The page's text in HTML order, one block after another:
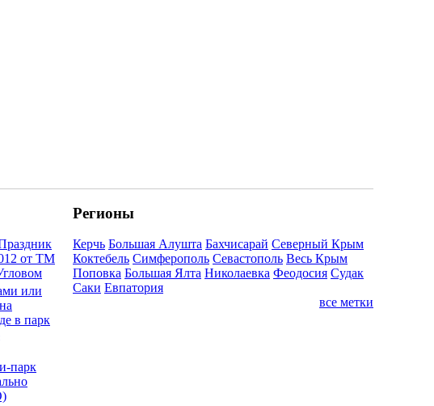
от ТМ
или
в парк
парк
Регионы
Керчь Большая Алушта Бахчисарай Северный Крым
Коктебель Симферополь Севастополь Весь Крым
Поповка Большая Ялта Николаевка Феодосия Судак
Саки Евпатория
все метки